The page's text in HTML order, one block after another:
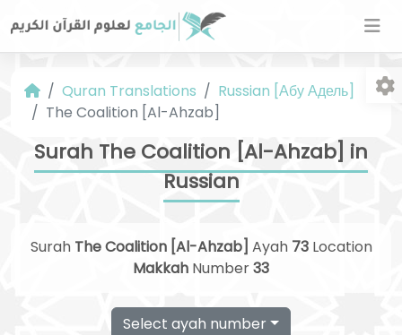
Quran Translations
Russian [Абу Адель]
The Coalition [Al-Ahzab]
Surah The Coalition [Al-Ahzab] in
Russian
Surah The Coalition [Al-Ahzab] Ayah 73Location
Makkah Number33
Select ayah number